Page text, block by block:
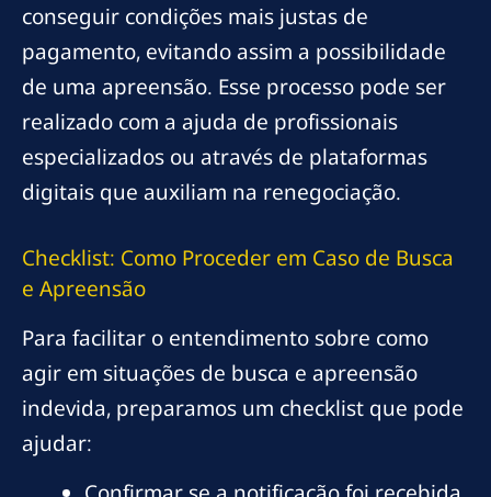
conseguir condições mais justas de
pagamento, evitando assim a possibilidade
de uma apreensão. Esse processo pode ser
realizado com a ajuda de profissionais
especializados ou através de plataformas
digitais que auxiliam na renegociação.
Checklist: Como Proceder em Caso de Busca
e Apreensão
Para facilitar o entendimento sobre como
agir em situações de busca e apreensão
indevida, preparamos um checklist que pode
ajudar: